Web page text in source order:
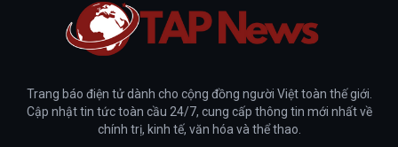
Trang báo điện tử dành cho cộng đồng người Việt toàn thế giới.
Cập nhật tin tức toàn cầu 24/7, cung cấp thông tin mới nhất về
chính trị, kinh tế, văn hóa và thể thao.